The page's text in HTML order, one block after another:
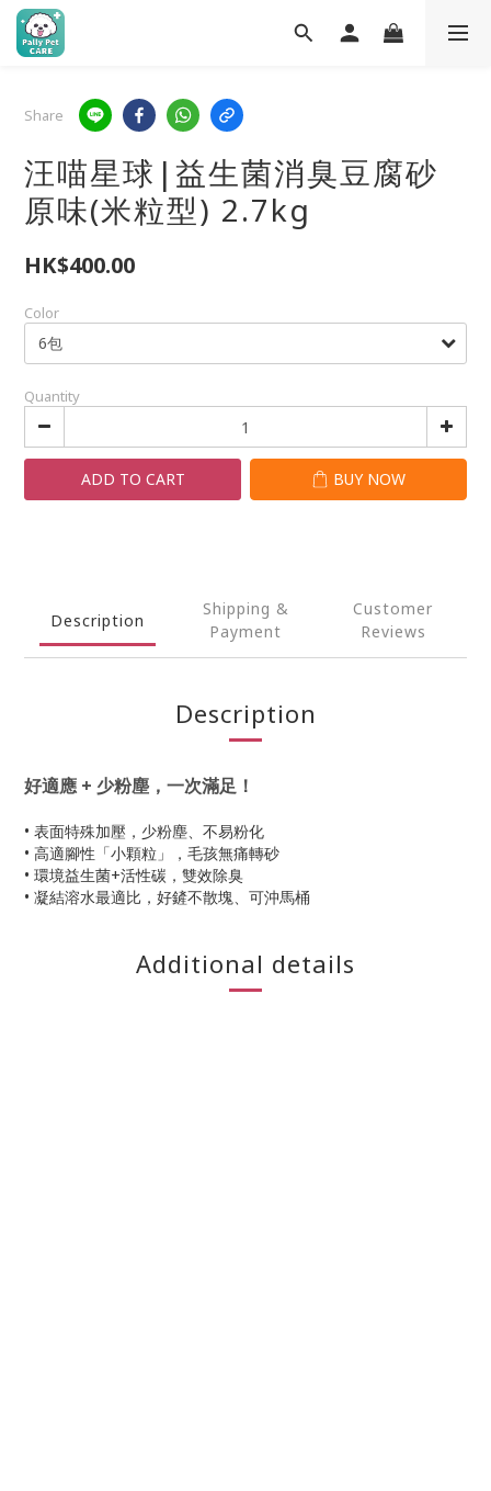
Share
汪喵星球|益生菌消臭豆腐砂
原味(米粒型) 2.7kg
HK$400.00
Color
Quantity
ADD TO CART BUY NOW
Description
Shipping &
Payment
Customer
Reviews
Description
好適應 + 少粉塵，一次滿足！
• 表面特殊加壓，少粉塵、不易粉化
• 高適腳性「小顆粒」，毛孩無痛轉砂
• 環境益生菌+活性碳，雙效除臭
• 凝結溶水最適比，好鏟不散塊、可沖馬桶
Additional details